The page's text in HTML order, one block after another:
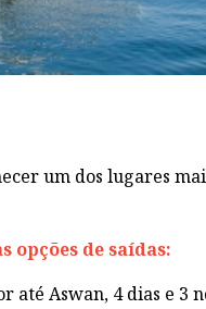
um dos lugares
opções de saídas:
até Aswan, 4 dias e 3